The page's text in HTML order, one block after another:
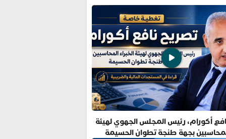
أكورام، رئيس المجلس الجهوي لهيئة
المحاسبين بجهة طنجة تطوان الحسيمة